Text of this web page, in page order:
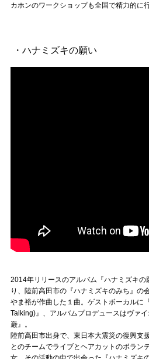
カホンのワークショップも全国で精力的に
・ハナミズキの願い
2014年リリースのアルバム『ハナミズキの
り、陸前高田市の『ハナミズキのみち』の
やま裕が作曲した１曲。ゲストボーカルに
Talking)』、アルバムプロデュースはヴァ
巌』。
陸前高田市出身で、東日本大震災の復興支
とのチームでライブとヘアカットのボラン